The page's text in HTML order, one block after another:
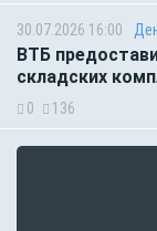
30.07.2026 16:00
ВТБ
складских
0 136